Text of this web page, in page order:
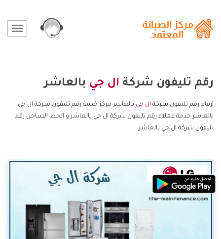
رقم تليفون شركة ال جي بالعاشر
ارقام رقم تليفون شركة ال جي بالعاشر مركز خدمة رقم تليفون شركة ال جي
بالعاشر خدمة عملاء رقم تليفون شركة ال جي بالعاشر و الخط الساخن رقم
تليفون شركة ال جي بالعاشر.